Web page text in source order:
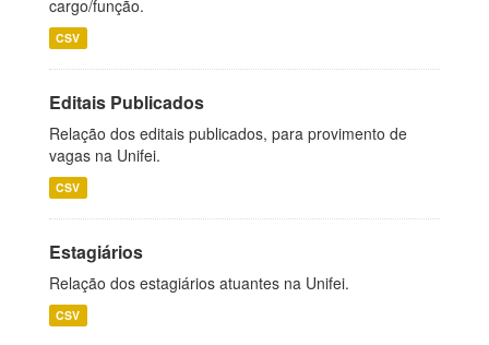
cargo/função.
CSV
Editais Publicados
Relação dos editais publicados, para provimento de
vagas na Unifei.
CSV
Estagiários
Relação dos estagiários atuantes na Unifei.
CSV